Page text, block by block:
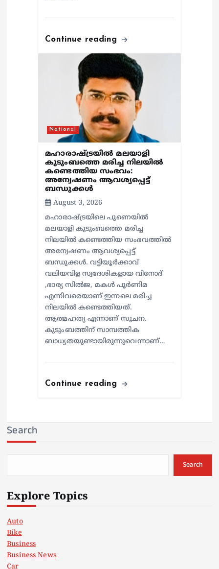
Continue reading
National
മഹാരാഷ്ട്രയിൽ മലയാളി
കുടുംബത്തെ മരിച്ച നിലയിൽ
കണ്ടെത്തിയ സംഭവം:
അന്വേഷണം ആവശ്യപ്പെട്ട്
ബന്ധുക്കൾ
August 3, 2026
മഹാരാഷ്ട്രയിലെ പുണെയിൽ
മലയാളി കുടുംബത്തെ മരിച്ച
നിലയിൽ കണ്ടെത്തിയ സംഭവത്തിൽ
അന്വേഷണം ആവശ്യപ്പെട്ട്
ബന്ധുക്കൾ. വട്ടിയൂർക്കാവ്
വലിയവിള സ്വദേശികളായ വിനോദ്
,ഭാര്യ സിൽജ, മകൾ പൂർണിമ
എന്നിവരെയാണ് ഇന്നലെ മരിച്ച
നിലയിൽ കണ്ടെത്തിയത്.
ആത്മഹത്യ എന്നാണ് സൂചന.
കുടുംബത്തിന് സാമ്പത്തിക
ബാധ്യതയുണ്ടായിരുന്നുവെന്നാണ്…
Continue reading
Search
Search
Explore Topics
Auto
Bike
Business
Business News
Car